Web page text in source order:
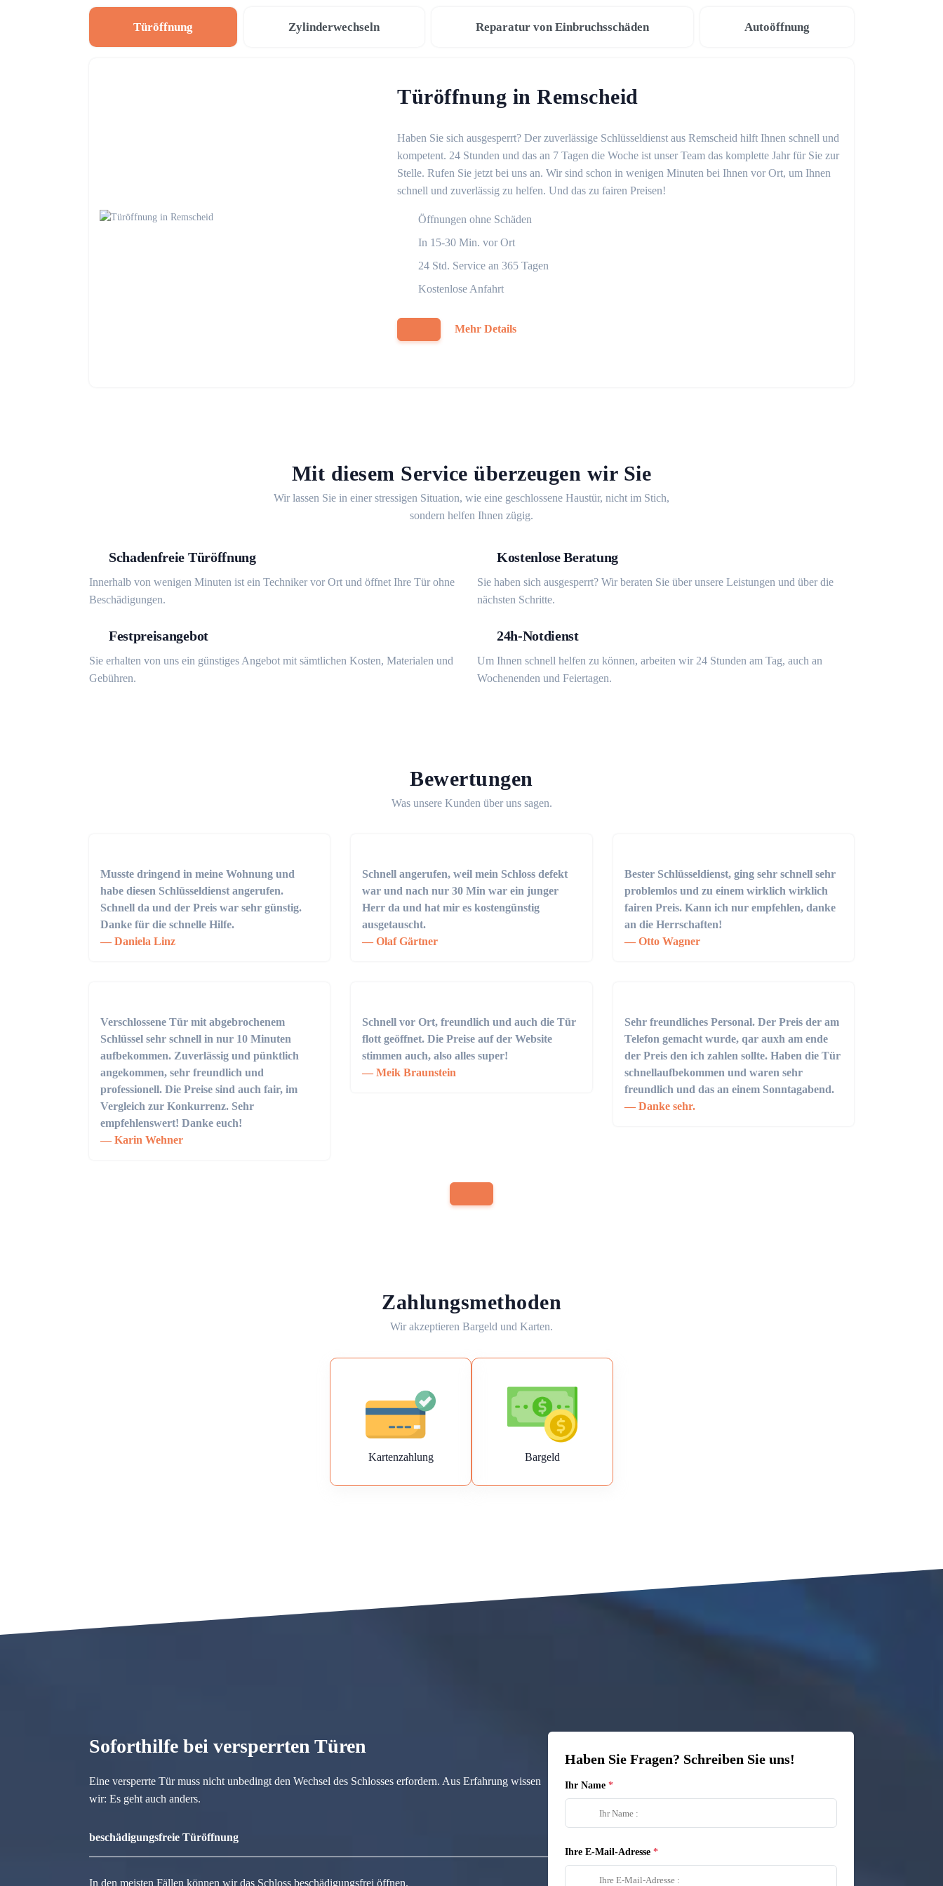
Türöffnung Zylinderwechseln Reparatur von Einbruchsschäden Autoöffnung
Türöffnung in Remscheid
Haben Sie sich ausgesperrt? Der zuverlässige Schlüsseldienst aus Remscheid hilft Ihnen schnell und
kompetent. 24 Stunden und das an 7 Tagen die Woche ist unser Team das komplette Jahr für Sie zur
Stelle. Rufen Sie jetzt bei uns an. Wir sind schon in wenigen Minuten bei Ihnen vor Ort, um Ihnen
schnell und zuverlässig zu helfen. Und das zu fairen Preisen!
Öffnungen ohne Schäden
In 15-30 Min. vor Ort
24 Std. Service an 365 Tagen
Kostenlose Anfahrt
Mehr Details
Mit diesem Service überzeugen wir Sie
Wir lassen Sie in einer stressigen Situation, wie eine geschlossene Haustür, nicht im Stich,
sondern helfen Ihnen zügig.
Schadenfreie Türöffnung
Innerhalb von wenigen Minuten ist ein Techniker vor Ort und öffnet Ihre Tür ohne
Beschädigungen.
Kostenlose Beratung
Sie haben sich ausgesperrt? Wir beraten Sie über unsere Leistungen und über die
nächsten Schritte.
Festpreisangebot
Sie erhalten von uns ein günstiges Angebot mit sämtlichen Kosten, Materialen und
Gebühren.
24h-Notdienst
Um Ihnen schnell helfen zu können, arbeiten wir 24 Stunden am Tag, auch an
Wochenenden und Feiertagen.
Bewertungen
Was unsere Kunden über uns sagen.
Musste dringend in meine Wohnung und
habe diesen Schlüsseldienst angerufen.
Schnell da und der Preis war sehr günstig.
Danke für die schnelle Hilfe.
Daniela Linz
Schnell angerufen, weil mein Schloss defekt
war und nach nur 30 Min war ein junger
Herr da und hat mir es kostengünstig
ausgetauscht.
Olaf Gärtner
Bester Schlüsseldienst, ging sehr schnell sehr
problemlos und zu einem wirklich wirklich
fairen Preis. Kann ich nur empfehlen, danke
an die Herrschaften!
Otto Wagner
Verschlossene Tür mit abgebrochenem
Schlüssel sehr schnell in nur 10 Minuten
aufbekommen. Zuverlässig und pünktlich
angekommen, sehr freundlich und
professionell. Die Preise sind auch fair, im
Vergleich zur Konkurrenz. Sehr
empfehlenswert! Danke euch!
Karin Wehner
Schnell vor Ort, freundlich und auch die Tür
flott geöffnet. Die Preise auf der Website
stimmen auch, also alles super!
Meik Braunstein
Sehr freundliches Personal. Der Preis der am
Telefon gemacht wurde, qar auxh am ende
der Preis den ich zahlen sollte. Haben die Tür
schnellaufbekommen und waren sehr
freundlich und das an einem Sonntagabend.
Danke sehr.
Zahlungsmethoden
Wir akzeptieren Bargeld und Karten.
Kartenzahlung Bargeld
Soforthilfe bei versperrten Türen
Eine versperrte Tür muss nicht unbedingt den Wechsel des Schlosses erfordern. Aus Erfahrung wissen
wir: Es geht auch anders.
beschädigungsfreie Türöffnung
In den meisten Fällen können wir das Schloss beschädigungsfrei öffnen.
Haben Sie Fragen? Schreiben Sie uns!
Ihr Name
Ihre E-Mail-Adresse